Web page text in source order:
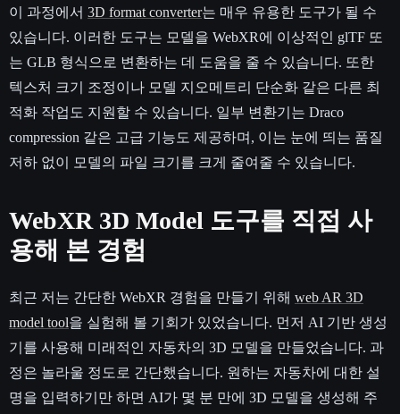
이 과정에서 3D format converter는 매우 유용한 도구가 될 수
있습니다. 이러한 도구는 모델을 WebXR에 이상적인 glTF 또
는 GLB 형식으로 변환하는 데 도움을 줄 수 있습니다. 또한
텍스처 크기 조정이나 모델 지오메트리 단순화 같은 다른 최
적화 작업도 지원할 수 있습니다. 일부 변환기는 Draco
compression 같은 고급 기능도 제공하며, 이는 눈에 띄는 품질
저하 없이 모델의 파일 크기를 크게 줄여줄 수 있습니다.
WebXR 3D Model 도구를 직접 사
용해 본 경험
최근 저는 간단한 WebXR 경험을 만들기 위해 web AR 3D
model tool을 실험해 볼 기회가 있었습니다. 먼저 AI 기반 생성
기를 사용해 미래적인 자동차의 3D 모델을 만들었습니다. 과
정은 놀라울 정도로 간단했습니다. 원하는 자동차에 대한 설
명을 입력하기만 하면 AI가 몇 분 만에 3D 모델을 생성해 주